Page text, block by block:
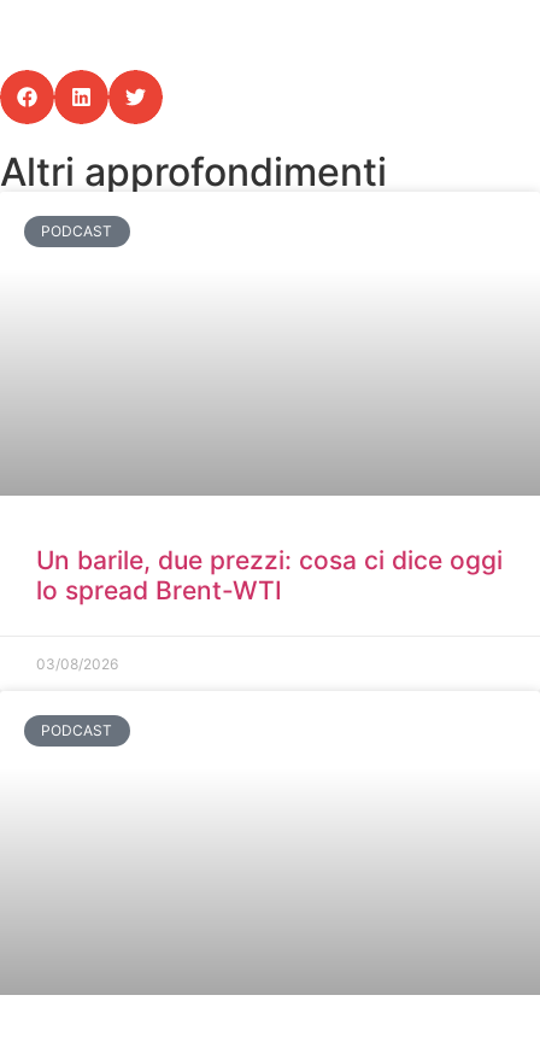
Altri approfondimenti
PODCAST
Un barile, due prezzi: cosa ci dice oggi
lo spread Brent-WTI
03/08/2026
PODCAST